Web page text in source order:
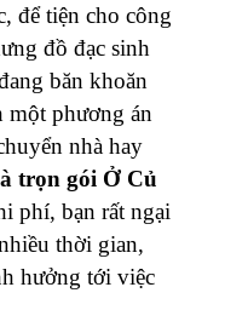
để tiện cho công
đồ đạc sinh
băn khoăn
một phương án
nhà hay
trọn gói Ở Củ
phí, bạn rất ngại
thời gian,
hưởng tới việc